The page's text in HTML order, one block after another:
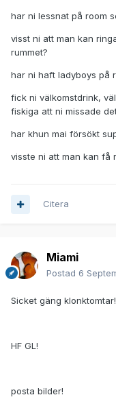
har ni lessnat på room
visst ni att man kan
rummet?
har ni haft ladyboys på
fick ni välkomstdrink,
fiskiga att ni missade
har khun mai försökt
visste ni att man kan få
Citera
Miami
Postad 6
Sicket gäng klonktomtar!
HF GL!
posta bilder!